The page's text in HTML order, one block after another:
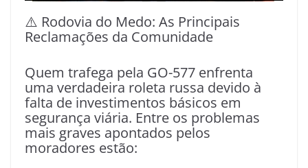
⚠️ Rodovia do Medo: As Principais
Reclamações da Comunidade
Quem trafega pela GO-577 enfrenta
uma verdadeira roleta russa devido à
falta de investimentos básicos em
segurança viária. Entre os problemas
mais graves apontados pelos
moradores estão: